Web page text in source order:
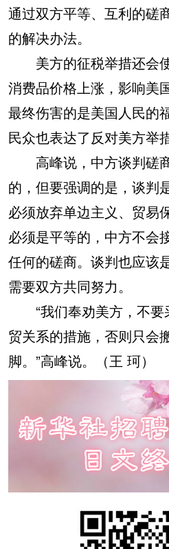
通过双方平等、互利的磋
的解决办法。
美方的征税举措还会
消费品价格上涨，影响美
最终伤害的是美国人民的
民众也表达了反对美方举
高峰说，中方谈判磋
的，但要强调的是，谈判
必须放弃单边主义、贸易
必须是平等的，中方不会
任何的磋商。谈判也应该
需要双方共同努力。
“我们奉劝美方，不要
贸关系的措施，否则只会
脚。”高峰说。（王 珂）